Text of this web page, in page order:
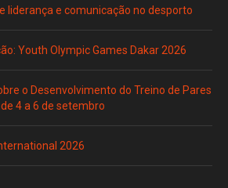
liderança e comunicação no desporto
Youth Olympic Games Dakar 2026
o Desenvolvimento do Treino de Pares
4 a 6 de setembro
2026